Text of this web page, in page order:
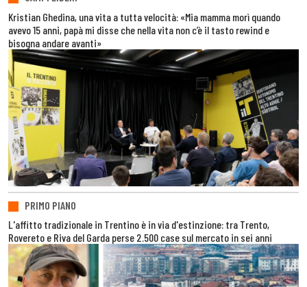
Kristian Ghedina, una vita a tutta velocità: «Mia mamma morì quando
avevo 15 anni, papà mi disse che nella vita non c’è il tasto rewind e
bisogna andare avanti»
PRIMO PIANO
L'affitto tradizionale in Trentino è in via d'estinzione: tra Trento,
Rovereto e Riva del Garda perse 2.500 case sul mercato in sei anni